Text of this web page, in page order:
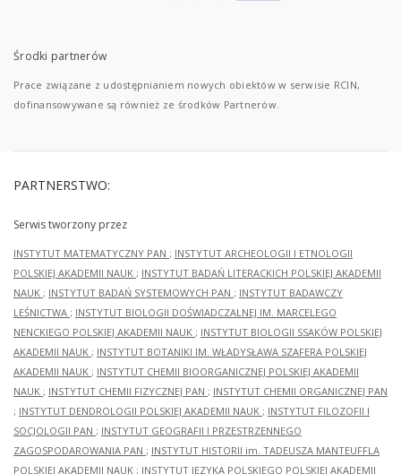
Środki partnerów
Prace związane z udostępnianiem nowych obiektów w serwisie RCIN,
dofinansowywane są również ze środków Partnerów.
PARTNERSTWO:
Serwis tworzony przez
INSTYTUT MATEMATYCZNY PAN ; INSTYTUT ARCHEOLOGII I ETNOLOGII
POLSKIEJ AKADEMII NAUK ; INSTYTUT BADAŃ LITERACKICH POLSKIEJ AKADEMII
NAUK ; INSTYTUT BADAŃ SYSTEMOWYCH PAN ; INSTYTUT BADAWCZY
LEŚNICTWA ; INSTYTUT BIOLOGII DOŚWIADCZALNEJ IM. MARCELEGO
NENCKIEGO POLSKIEJ AKADEMII NAUK ; INSTYTUT BIOLOGII SSAKÓW POLSKIEJ
AKADEMII NAUK ; INSTYTUT BOTANIKI IM. WŁADYSŁAWA SZAFERA POLSKIEJ
AKADEMII NAUK ; INSTYTUT CHEMII BIOORGANICZNEJ POLSKIEJ AKADEMII
NAUK ; INSTYTUT CHEMII FIZYCZNEJ PAN ; INSTYTUT CHEMII ORGANICZNEJ PAN
; INSTYTUT DENDROLOGII POLSKIEJ AKADEMII NAUK ; INSTYTUT FILOZOFII I
SOCJOLOGII PAN ; INSTYTUT GEOGRAFII I PRZESTRZENNEGO
ZAGOSPODAROWANIA PAN ; INSTYTUT HISTORII im. TADEUSZA MANTEUFFLA
POLSKIEJ AKADEMII NAUK ; INSTYTUT JĘZYKA POLSKIEGO POLSKIEJ AKADEMII